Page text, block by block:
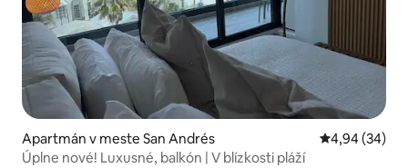
Apartmán v meste San Andrés Priemerné
4,94 (34)
Úplne nové! Luxusné, balkón | V blízkosti pláží